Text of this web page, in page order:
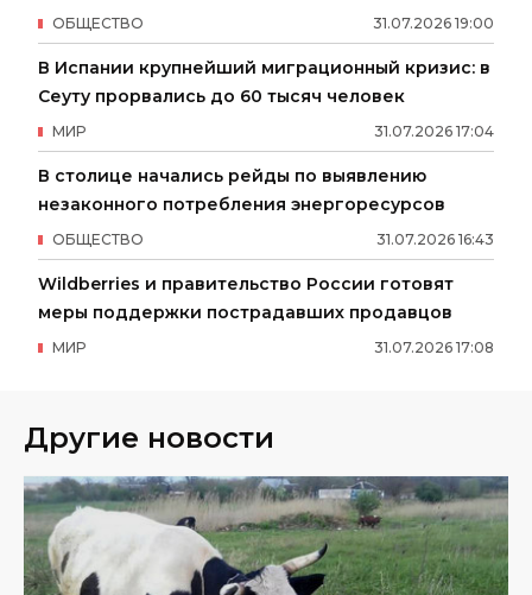
31.07.2026 19:00
ОБЩЕСТВО
В Испании крупнейший миграционный кризис: в
Сеуту прорвались до 60 тысяч человек
31.07.2026 17:04
МИР
В столице начались рейды по выявлению
незаконного потребления энергоресурсов
31.07.2026 16:43
ОБЩЕСТВО
Wildberries и правительство России готовят
меры поддержки пострадавших продавцов
31.07.2026 17:08
МИР
Другие новости